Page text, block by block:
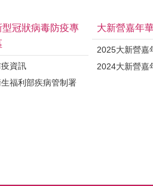
型冠狀病毒防疫專
疫資訊
福利部疾病管制署
大新營嘉年
2025大新營嘉
2024大新營嘉